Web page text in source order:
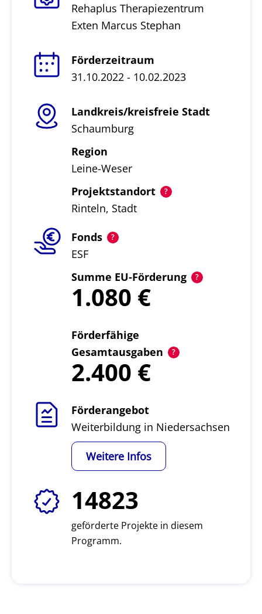
Rehaplus Therapiezentrum
Exten Marcus Stephan
Förderzeitraum
31.10.2022 - 10.02.2023
Landkreis/kreisfreie Stadt
Schaumburg
Region
Leine-Weser
Projektstandort
Rinteln, Stadt
Fonds
ESF
Summe EU-Förderung
1.080
Förderfähige
Gesamtausgaben
2.400
Förderangebot
Weiterbildung in Niedersachsen
Weitere Infos
14823
geförderte Projekte in diesem
Programm.